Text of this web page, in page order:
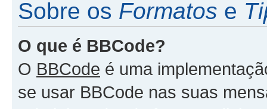
Sobre os Formatos e
O que é BBCode?
O BBCode é uma
se usar BBCode nas suas